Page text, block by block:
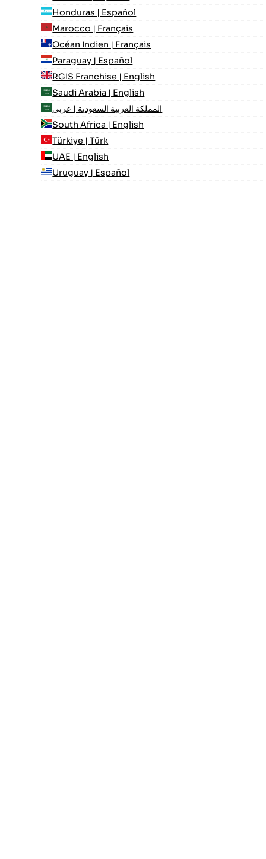
Honduras | Español
Marocco | Français
Océan Indien | Français
Paraguay | Español
RGIS Franchise | English
Saudi Arabia | English
المملكة العربية السعودية | عربي
South Africa | English
Türkiye | Türk
UAE | English
Uruguay | Español